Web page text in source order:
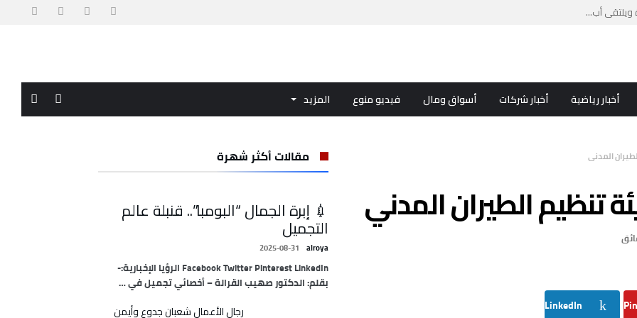
ويلتقي أب...
لبنان...
أخبار رياضية أخبار شركات أسواق ومال فيديو منوع المزيد
المدني
تنظيم الطيران المدني
LinkedIn
مقالات أكثر شهرة
💉 إبرة الجمال “البومبا”.. قنبلة عالم
التجميل
alroya
2025-08-31
Facebook Twitter Pinterest LinkedIn الرؤيا الإخبارية:-
بقلم: الدكتور صهيب القرالة – أخصائي تجميل في …
رجال الأعمال شعبان جدوع وأيمن